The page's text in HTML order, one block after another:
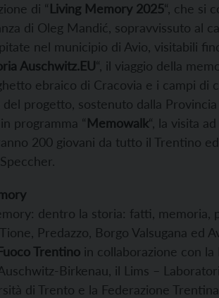
di “Living Memory 2025“, che si
di Oleg Mandić, sopravvissuto al
nel municipio di Avio, visitabili
Auschwitz.EU“, il viaggio della
ebraico di Cracovia e i campi di
del progetto, sostenuto dalla
programma “Memowalk“, la visita
200 giovani da tutto il Trentino
dentro la storia: fatti, memoria,
Predazzo, Borgo Valsugana ed
Trentino in collaborazione con
Birkenau, il Lims –
di Trento e la Federazione